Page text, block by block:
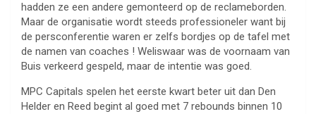
hadden ze een andere gemonteerd op de reclameborden.
Maar de organisatie wordt steeds professioneler want bij
de persconferentie waren er zelfs bordjes op de tafel met
de namen van coaches ! Weliswaar was de voornaam van
Buis verkeerd gespeld, maar de intentie was goed.
MPC Capitals spelen het eerste kwart beter uit dan Den
Helder en Reed begint al goed met 7 rebounds binnen 10